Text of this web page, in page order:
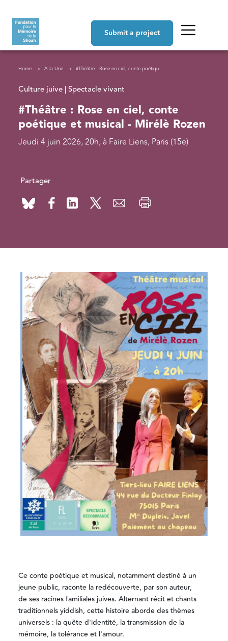
Submit a project
Breadcrumb
Home A la Une #Théâtre : Rose en ciel, conte poétique et musical - Mirélè Rozen
Culture juive | Spectacle vivant
#Théâtre : Rose en ciel, conte
poétique et musical - Mirélè Rozen
Jeudi 4 juin 2026, 20h, à Faire Liens, Paris (15e)
Partager
Ce conte poétique et musical, notamment destiné à un
jeune public, raconte la redécouverte, par son auteur,
de ses racines familiales juives. Alternant récit et chants
traditionnels yiddish, cette histoire aborde des thèmes
universels : la quête d'identité, la transmission de la
mémoire, la tolérance et l'amour.